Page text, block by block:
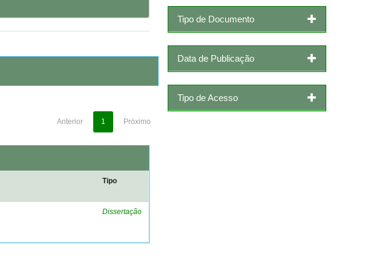
Anterior 1 Próximo
Tipo
Dissertação
Tipo de Documento
Data de Publicação
Tipo de Acesso